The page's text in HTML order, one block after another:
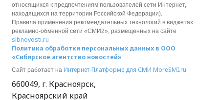
относящихся к предпочтениям пользователей сети Интернет,
находящихся на территории Российской Федерации).
Правила применения рекомендательных технологий в виджетах
рекламно-обменной сети «СМИ2», размещенных на сайте
sibnovosti.ru
Политика обработки персональных данных в ООО
«Сибирское агентство новостей»
Сайт работает на Интернет-Платформе для СМИ MoreSMI.ru
660049, г. Красноярск,
Красноярский край